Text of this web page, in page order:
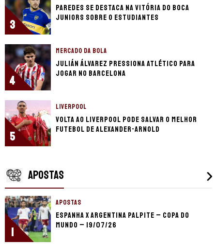
3
Paredes se destaca na vitória do Boca
Juniors sobre o Estudiantes
4
MERCADO DA BOLA
Julián Álvarez pressiona Atlético para
jogar no Barcelona
5
LIVERPOOL
Volta ao Liverpool pode salvar o melhor
futebol de Alexander-Arnold
APOSTAS
1
APOSTAS
Espanha x Argentina palpite – Copa do
Mundo – 19/07/26